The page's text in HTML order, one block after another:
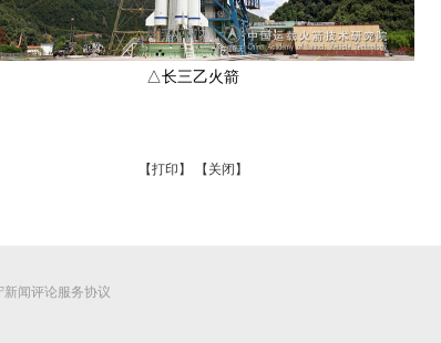
△长三乙火箭
【打印】 【关闭】
闻评论服务协议